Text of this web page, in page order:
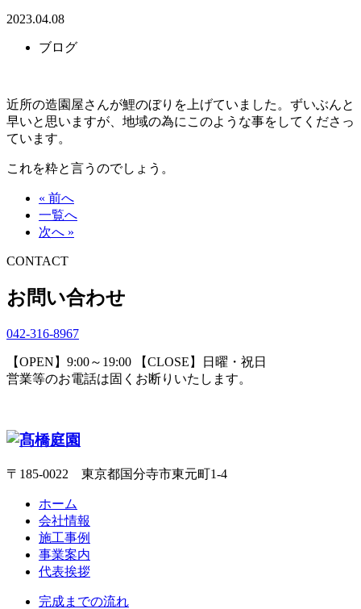
2023.04.08
ブログ
近所の造園屋さんが鯉のぼりを上げていました。ずいぶんと
早いと思いますが、地域の為にこのような事をしてくださっ
ています。
これを粋と言うのでしょう。
« 前へ
一覧へ
次へ »
CONTACT
お問い合わせ
042-316-8967
【OPEN】9:00～19:00 【CLOSE】日曜・祝日
営業等のお電話は固くお断りいたします。
〒185-0022 東京都国分寺市東元町1-4
ホーム
会社情報
施工事例
事業案内
代表挨拶
完成までの流れ